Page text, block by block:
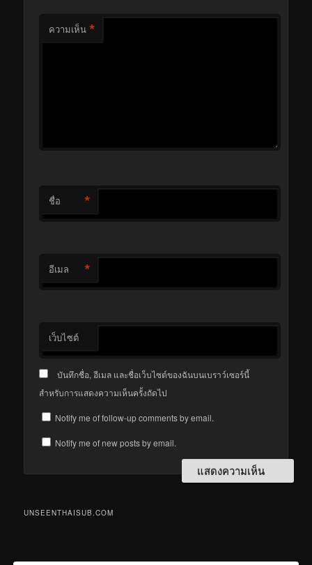
ความเห็น *
ชื่อ *
อีเมล *
เว็บไซต์
บันทึกชื่อ, อีเมล และชื่อเว็บไซต์ของฉันบนเบราว์เซอร์นี้
สำหรับการแสดงความเห็นครั้งถัดไป
Notify me of follow-up comments by email.
Notify me of new posts by email.
UNSEENTHAISUB.COM